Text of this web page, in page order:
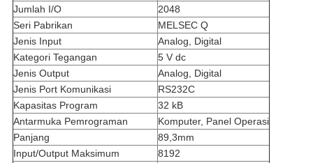
Jumlah I/O
2048
Seri Pabrikan
MELSEC Q
Jenis Input
Analog, Digital
Kategori Tegangan
5 V dc
Jenis Output
Analog, Digital
Jenis Port Komunikasi
RS232C
Kapasitas Program
32 kB
Antarmuka Pemrograman
Komputer, Panel Operasi
Panjang
89,3mm
Input/Output Maksimum
8192